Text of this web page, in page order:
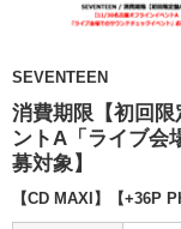
SEVENTEEN
消費期限【初回
ントA「ライブ会
募対象】
【CD MAXI】【+36P